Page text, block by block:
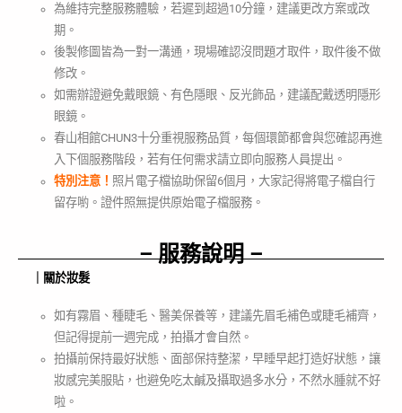
為維持完整服務體驗，若遲到超過10分鐘，建議更改方案或改
期。
後製修圖皆為一對一溝通，現場確認沒問題才取件，取件後不做
修改。
如需辦證避免戴眼鏡、有色隱眼、反光飾品，建議配戴透明隱形
眼鏡。
春山相館CHUN3十分重視服務品質，每個環節都會與您確認再進
入下個服務階段，若有任何需求請立即向服務人員提出。
特別注意！ 照片電子檔協助保留6個月，大家記得將電子檔自行
留存喲。證件照無提供原始電子檔服務。
– 服務說明 –
｜關於妝髮
如有霧眉、種睫毛、醫美保養等，建議先眉毛補色或睫毛補齊，
但記得提前一週完成，拍攝才會自然。
拍攝前保持最好狀態、面部保持整潔，早睡早起打造好狀態，讓
妝感完美服貼，也避免吃太鹹及攝取過多水分，不然水腫就不好
啦。